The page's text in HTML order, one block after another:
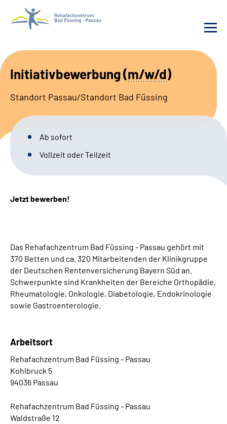
Karriere
Patienten-Log-in
Suche
Initiativbewerbung(m/w/d)
Standort Passau/Standort Bad Füssing
Ab sofort
Vollzeit oder Teilzeit
Jetzt bewerben!
Das Rehafachzentrum Bad Füssing - Passau gehört mit
370 Betten und ca. 320 Mitarbeitenden der Klinikgruppe
der Deutschen Rentenversicherung Bayern Süd an.
Schwerpunkte sind Krankheiten der Bereiche Orthopädie,
Rheumatologie, Onkologie, Diabetologie, Endokrinologie
sowie Gastroenterologie.
Arbeitsort
Rehafachzentrum Bad Füssing - Passau
Kohlbruck 5
94036 Passau
Rehafachzentrum Bad Füssing - Passau
Waldstraße 12